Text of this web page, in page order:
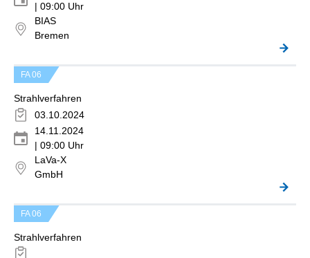
| 09:00 Uhr
BIAS
Bremen
FA 06
Strahlverfahren
03.10.2024
14.11.2024
| 09:00 Uhr
LaVa-X
GmbH
FA 06
Strahlverfahren